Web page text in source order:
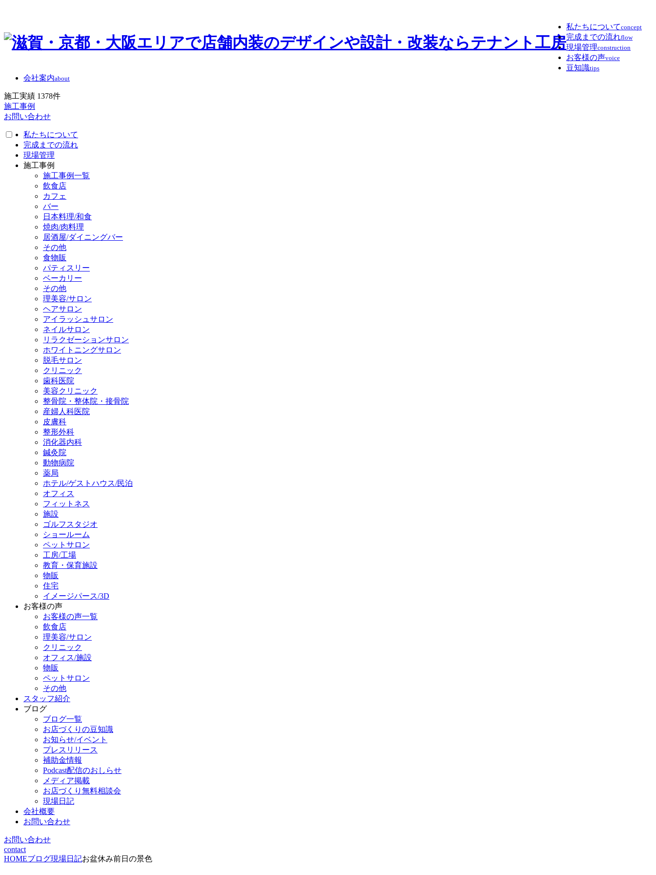
私たちについてconcept
完成までの流れflow
現場管理construction
お客様の声voice
豆知識tips
会社案内about
施工実績 1378件
施工事例
お問い合わせ
私たちについて
完成までの流れ
現場管理
施工事例
施工事例一覧
飲食店
カフェ
バー
日本料理/和食
焼肉/肉料理
居酒屋/ダイニングバー
その他
食物販
パティスリー
ベーカリー
その他
理美容/サロン
ヘアサロン
アイラッシュサロン
ネイルサロン
リラクゼーションサロン
ホワイトニングサロン
脱毛サロン
クリニック
歯科医院
美容クリニック
整骨院・整体院・接骨院
産婦人科医院
皮膚科
整形外科
消化器内科
鍼灸院
動物病院
薬局
ホテル/ゲストハウス/民泊
オフィス
フィットネス
施設
ゴルフスタジオ
ショールーム
ペットサロン
工房/工場
教育・保育施設
物販
住宅
イメージパース/3D
お客様の声
お客様の声一覧
飲食店
理美容/サロン
クリニック
オフィス/施設
物販
ペットサロン
その他
スタッフ紹介
ブログ
ブログ一覧
お店づくりの豆知識
お知らせ/イベント
プレスリリース
補助金情報
Podcast配信のおしらせ
メディア掲載
お店づくり無料相談会
現場日記
会社概要
お問い合わせ
お問い合わせ
contact
HOMEブログ現場日記お盆休み前日の景色